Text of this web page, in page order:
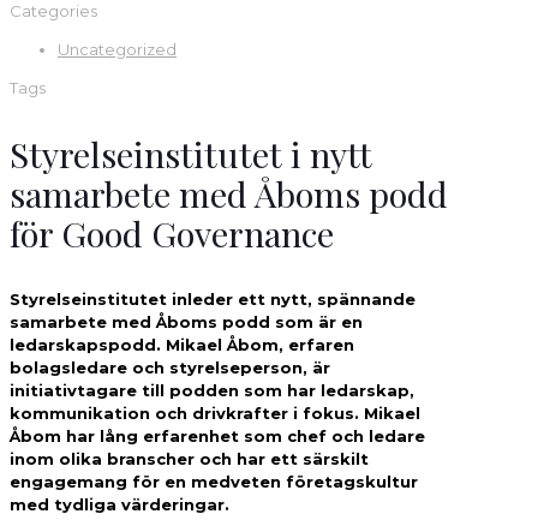
Categories
Uncategorized
Tags
Styrelseinstitutet i nytt
samarbete med Åboms podd
för Good Governance
Styrelseinstitutet inleder ett nytt, spännande
samarbete med Åboms podd som är en
ledarskapspodd. Mikael Åbom, erfaren
bolagsledare och styrelseperson, är
initiativtagare till podden som har ledarskap,
kommunikation och drivkrafter i fokus. Mikael
Åbom har lång erfarenhet som chef och ledare
inom olika branscher och har ett särskilt
engagemang för en medveten företagskultur
med tydliga värderingar.